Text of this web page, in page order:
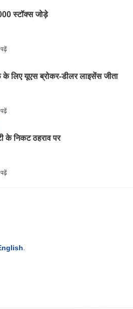
स्टॉक्स जोड़े
के लिए यूएस ब्रोकर-डीलर लाइसेंस जीता
के निकट ठहराव पर